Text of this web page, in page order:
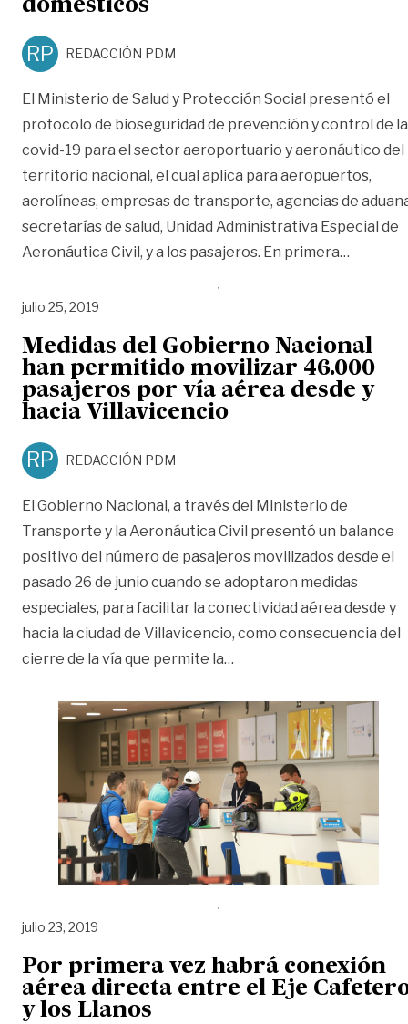
domésticos
RP REDACCIÓN PDM
El Ministerio de Salud y Protección Social presentó el
protocolo de bioseguridad de prevención y control de la
covid-19 para el sector aeroportuario y aeronáutico del
territorio nacional, el cual aplica para aeropuertos,
aerolíneas, empresas de transporte, agencias de
secretarías de salud, Unidad Administrativa Especial de
Aeronáutica Civil, y a los pasajeros. En primera…
julio 25, 2019
Medidas del Gobierno Nacional
han permitido movilizar 46.000
pasajeros por vía aérea desde y
hacia Villavicencio
RP REDACCIÓN PDM
El Gobierno Nacional, a través del Ministerio de
Transporte y la Aeronáutica Civil presentó un balance
positivo del número de pasajeros movilizados desde el
pasado 26 de junio cuando se adoptaron medidas
especiales, para facilitar la conectividad aérea desde y
hacia la ciudad de Villavicencio, como consecuencia del
cierre de la vía que permite la…
julio 23, 2019
Por primera vez habrá conexión
aérea directa entre el Eje
y los Llanos